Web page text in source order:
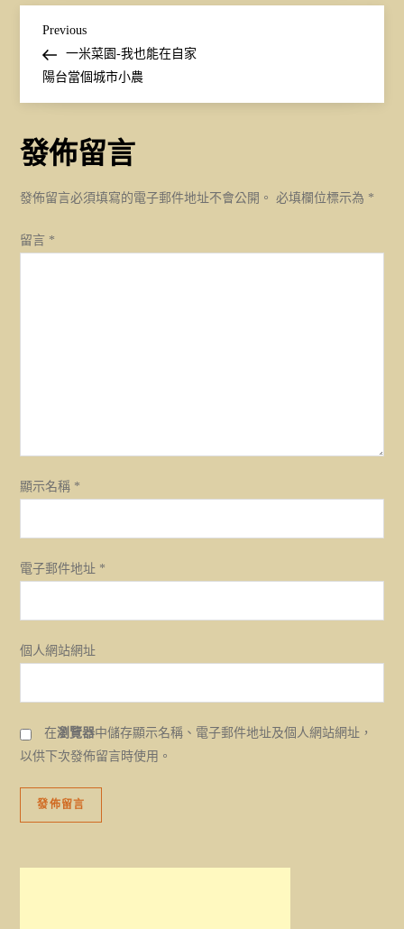
爺
文
章
覽
Previous
Post
Previous
一米菜園-我也能在自家
陽台當個城市小農
發佈留言
發佈留言必須填寫的電子郵件地址不會公開。 必填欄位標示為 *
留言 *
顯示名稱 *
電子郵件地址 *
個人網站網址
在瀏覽器中儲存顯示名稱、電子郵件地址及個人網站網址，
以供下次發佈留言時使用。